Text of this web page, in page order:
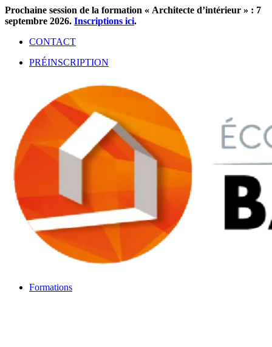
Aller
au
Prochaine session de la formation « Architecte d’intérieur » : 7
septembre 2026. Inscriptions ici.
CONTACT
PRÉINSCRIPTION
Formations